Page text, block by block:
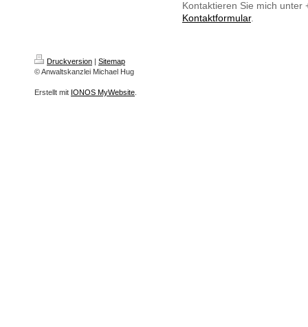
Kontaktieren Sie mich
Kontaktformular.
Druckversion | Sitemap
© Anwaltskanzlei Michael Hug
Erstellt mit IONOS MyWebsite